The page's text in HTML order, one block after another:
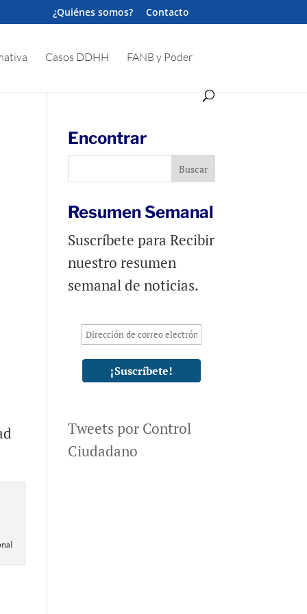
¿Quiénes somos? Contacto
Casos DDHH FANB y Poder
Encontrar
Resumen Semanal
Suscríbete para Recibir
nuestro resumen
semanal de noticias.
Tweets por Control
Ciudadano